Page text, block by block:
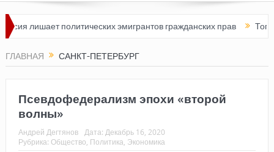
политических эмигрантов гражданских прав Топливный
ГЛАВНАЯ САНКТ-ПЕТЕРБУРГ
Псевдофедерализм эпохи «второй
волны»
Андрей Дегтянов Дата: Декабрь 16, 2020
Рубрика: Общество Политика Экономика